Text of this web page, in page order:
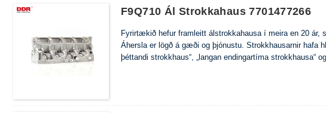
F9Q710 Ál Strokkahaus 7701477266
Fyrirtækið hefur framleitt álstrokkahausa í meira en 20 ár,
Áhersla er lögð á gæði og þjónustu. Strokkhausarnir hafa
þéttandi strokkhaus“, „langan endingartíma strokkhausa“